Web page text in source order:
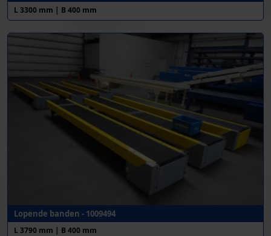
L 3300 mm | B 400 mm
Lopende banden - 1009494
L 3790 mm | B 400 mm